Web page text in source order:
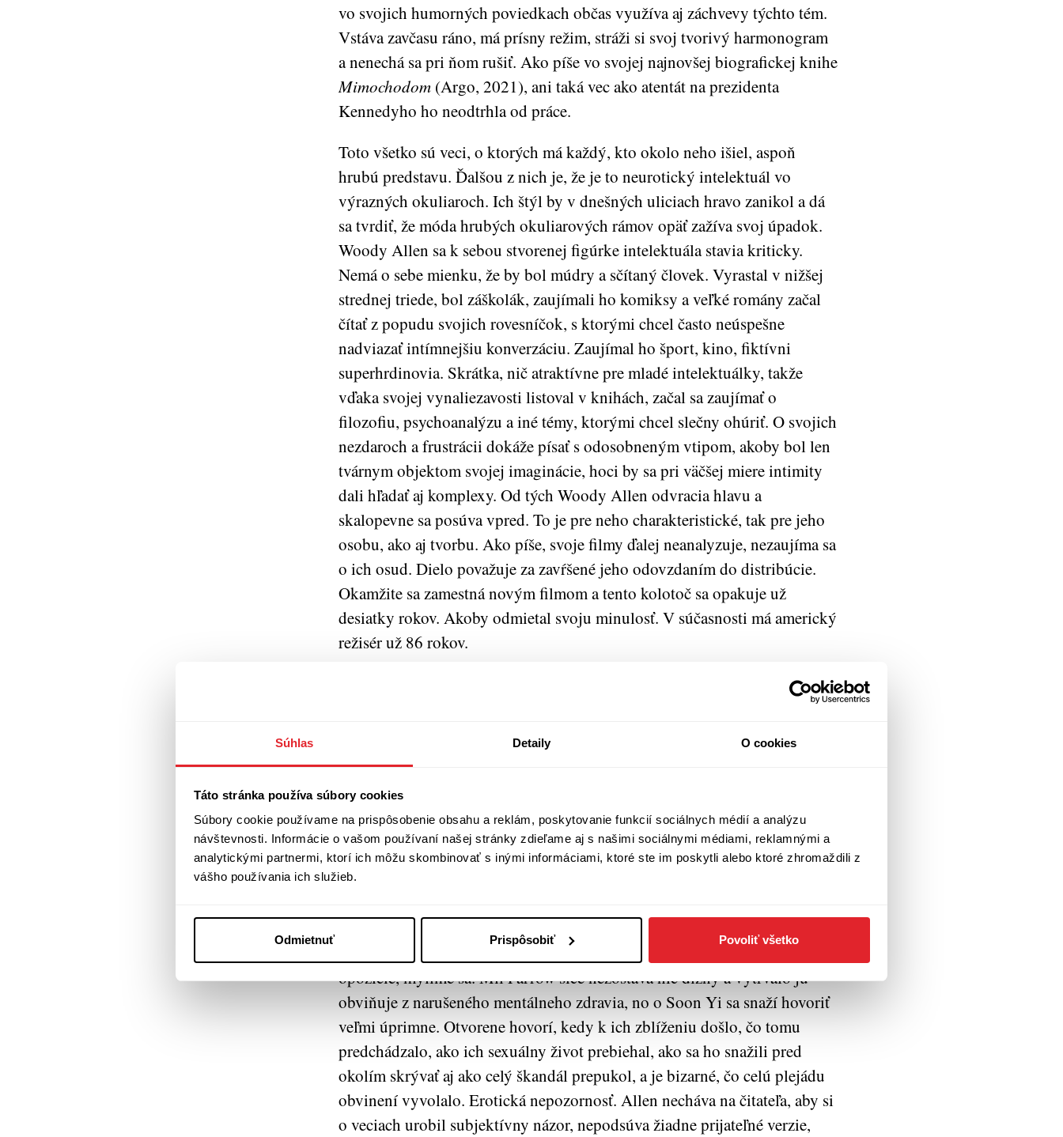
Súhlas Detaily O cookies
Táto stránka používa súbory cookies
Súbory cookie používame na prispôsobenie obsahu a reklám, poskytovanie funkcií sociálnych médií a analýzu
návštevnosti. Informácie o vašom používaní našej stránky zdieľame aj s našimi sociálnymi médiami, reklamnými a
analytickými partnermi, ktorí ich môžu skombinovať s inými informáciami, ktoré ste im poskytli alebo ktoré zhromaždili z
vášho používania ich služieb.
Odmietnuť Prispôsobiť Povoliť všetko
vo svojich humorných poviedkach občas využíva aj záchvevy týchto tém.
Vstáva zavčasu ráno, má prísny režim, stráži si svoj tvorivý harmonogram
a nenechá sa pri ňom rušiť. Ako píše vo svojej najnovšej biografickej knihe
Mimochodom (Argo, 2021), ani taká vec ako atentát na prezidenta
Kennedyho ho neodtrhla od práce.
Toto všetko sú veci, o ktorých má každý, kto okolo neho išiel, aspoň
hrubú predstavu. Ďalšou z nich je, že je to neurotický intelektuál vo
výrazných okuliaroch. Ich štýl by v dnešných uliciach hravo zanikol a dá
sa tvrdiť, že móda hrubých okuliarových rámov opäť zažíva svoj úpadok.
Woody Allen sa k sebou stvorenej figúrke intelektuála stavia kriticky.
Nemá o sebe mienku, že by bol múdry a sčítaný človek. Vyrastal v nižšej
strednej triede, bol záškolák, zaujímali ho komiksy a veľké romány začal
čítať z popudu svojich rovesníčok, s ktorými chcel často neúspešne
nadviazať intímnejšiu konverzáciu. Zaujímal ho šport, kino, fiktívni
superhrdinovia. Skrátka, nič atraktívne pre mladé intelektuálky, takže
vďaka svojej vynaliezavosti listoval v knihách, začal sa zaujímať o
filozofiu, psychoanalýzu a iné témy, ktorými chcel slečny ohúriť. O svojich
nezdaroch a frustrácii dokáže písať s odosobneným vtipom, akoby bol len
tvárnym objektom svojej imaginácie, hoci by sa pri väčšej miere intimity
dali hľadať aj komplexy. Od tých Woody Allen odvracia hlavu a
skalopevne sa posúva vpred. To je pre neho charakteristické, tak pre jeho
osobu, ako aj tvorbu. Ako píše, svoje filmy ďalej neanalyzuje, nezaujíma sa
o ich osud. Dielo považuje za zavŕšené jeho odovzdaním do distribúcie.
Okamžite sa zamestná novým filmom a tento kolotoč sa opakuje už
desiatky rokov. Akoby odmietal svoju minulosť. V súčasnosti má americký
režisér už 86 rokov.
vznikala v časoch, keď svet ešte stále oblietali
správy o minulosti s jeho terajšou manželkou Soon Yi, adoptívnou dcérou
aby sa tieto informácie dostali do všetkých renomovaných médií, a tak sa
reaguje sebe vlastným spôsobom ‒ knižne. Opäť nevylieza z komfortu
svojej introvertnosti, na udalosti sa díva z výšky svojho apartmánu s
dokonalou panorámou a cez písací stroj. Zase raz nemá potrebu prísť
medzi „bežný ľud“ a konverzovať na túto tému. Údajne si so Soon Yi začal
že v tejto knihe obraz o zvrátenosti mýtizuje, oponuje mu, stavia sa do
opozície, mýlime sa. Mii Farrow síce nezostáva nič dlžný a vytrvalo ju
obviňuje z narušeného mentálneho zdravia, no o Soon Yi sa snaží hovoriť
veľmi úprimne. Otvorene hovorí, kedy k ich zblíženiu došlo, čo tomu
predchádzalo, ako ich sexuálny život prebiehal, ako sa ho snažili pred
okolím skrývať aj ako celý škandál prepukol, a je bizarné, čo celú plejádu
obvinení vyvolalo. Erotická nepozornosť. Allen necháva na čitateľa, aby si
o veciach urobil subjektívny názor, nepodsúva žiadne prijateľné verzie,